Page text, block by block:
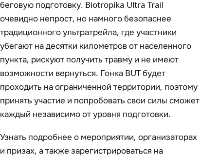
беговую подготовку. Biotropika Ultra Trail
очевидно непрост, но намного безопаснее
традиционного ультратрейла, где участники
убегают на десятки километров от населенного
пункта, рискуют получить травму и не имеют
возможности вернуться. Гонка BUT будет
проходить на ограниченной территории, поэтому
принять участие и попробовать свои силы сможет
каждый независимо от уровня подготовки.
Узнать подробнее о мероприятии, организаторах
и призах, а также зарегистрироваться на